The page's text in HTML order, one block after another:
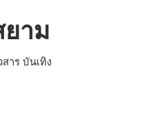
าม
าร บันเทิง